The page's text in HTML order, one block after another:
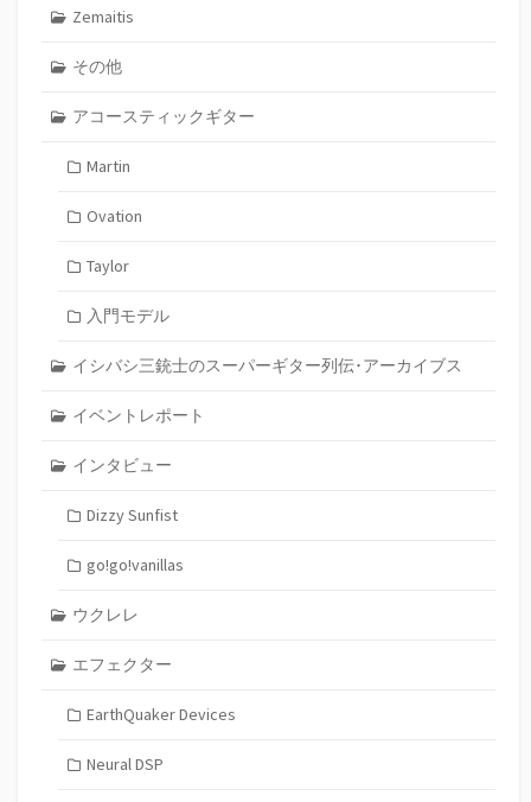
Zemaitis
その他
アコースティックギター
Martin
Ovation
Taylor
入門モデル
イシバシ三銃士のスーパーギター列伝･アーカイブス
イベントレポート
インタビュー
Dizzy Sunfist
go!go!vanillas
ウクレレ
エフェクター
EarthQuaker Devices
Neural DSP